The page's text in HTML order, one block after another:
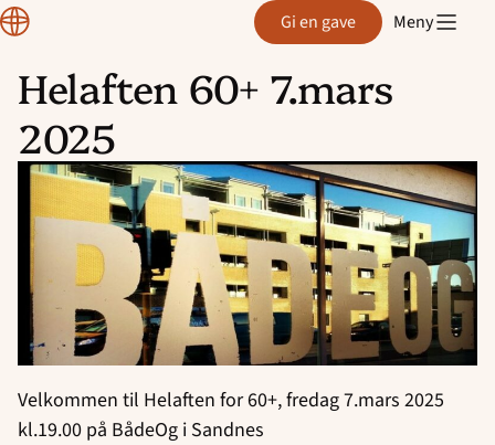
Hopp
til
innhold
Region
Rogaland Gi en gave Meny
Helaften 60+ 7.mars
2025
Velkommen til Helaften for 60+, fredag 7.mars 2025
kl.19.00 på BådeOg i Sandnes